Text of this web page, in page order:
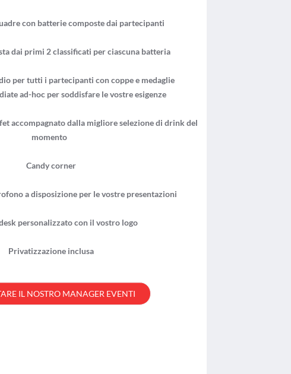
con batterie composte dai partecipanti
dai primi 2 classificati per ciascuna batteria
per tutti i partecipanti con coppe e medaglie
ad-hoc per soddisfare le vostre esigenze
accompagnato dalla migliore selezione di drink del
momento
Candy corner
a disposizione per le vostre presentazioni
personalizzato con il vostro logo
Privatizzazione inclusa
IL NOSTRO MANAGER EVENTI